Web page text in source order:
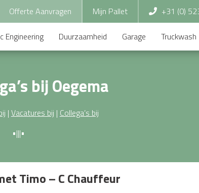
Offerte Aanvragen Mijn Pallet +31 (0)
Engineering Duurzaamheid Garage Truckwash
bij Oegema
| Vacatures bij | Collega’s bij
•|||•
Timo – C Chauffeur